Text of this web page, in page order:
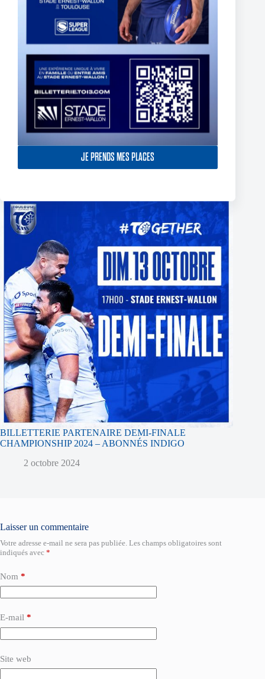
JE PRENDS MES PLACES
TOULOUSE OLYMPIQUE SIGN ETHAN QUAI-WARD
29 avril 2026
BILLETTERIE PARTENAIRE DEMI-FINALE
CHAMPIONSHIP 2024 – ABONNÉS INDIGO
2 octobre 2024
Laisser un commentaire
Votre adresse e-mail ne sera pas publiée. Les champs obligatoires sont
indiqués avec *
Nom *
E-mail *
Site web